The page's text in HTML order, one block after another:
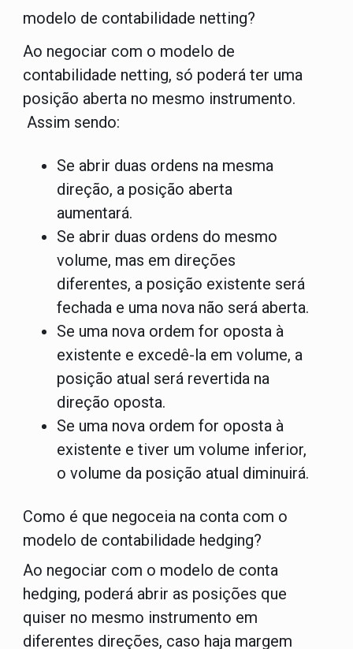
modelo de contabilidade netting?
Ao negociar com o modelo de
contabilidade netting, só poderá ter uma
posição aberta no mesmo instrumento.
Assim sendo:
Se abrir duas ordens na mesma
direção, a posição aberta
aumentará.
Se abrir duas ordens do mesmo
volume, mas em direções
diferentes, a posição existente será
fechada e uma nova não será aberta.
Se uma nova ordem for oposta à
existente e excedê-la em volume, a
posição atual será revertida na
direção oposta.
Se uma nova ordem for oposta à
existente e tiver um volume inferior,
o volume da posição atual diminuirá.
Como é que negoceia na conta com o
modelo de contabilidade hedging?
Ao negociar com o modelo de conta
hedging, poderá abrir as posições que
quiser no mesmo instrumento em
diferentes direções, caso haja margem